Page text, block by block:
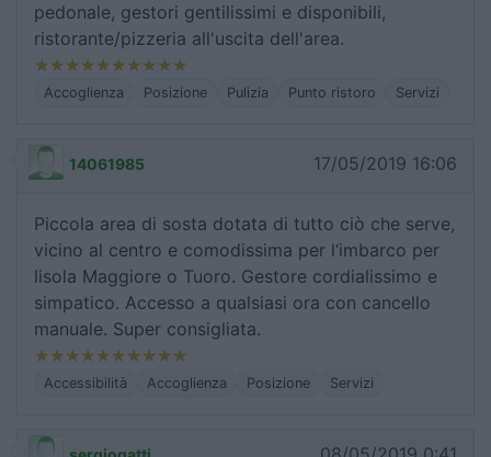
pedonale, gestori gentilissimi e disponibili,
ristorante/pizzeria all'uscita dell'area.
Accoglienza Posizione Pulizia Punto ristoro Servizi
14061985 17/05/2019 16:06
Piccola area di sosta dotata di tutto ciò che serve,
vicino al centro e comodissima per l‘imbarco per
lisola Maggiore o Tuoro. Gestore cordialissimo e
simpatico. Accesso a qualsiasi ora con cancello
manuale. Super consigliata.
Accessibilità Accoglienza Posizione Servizi